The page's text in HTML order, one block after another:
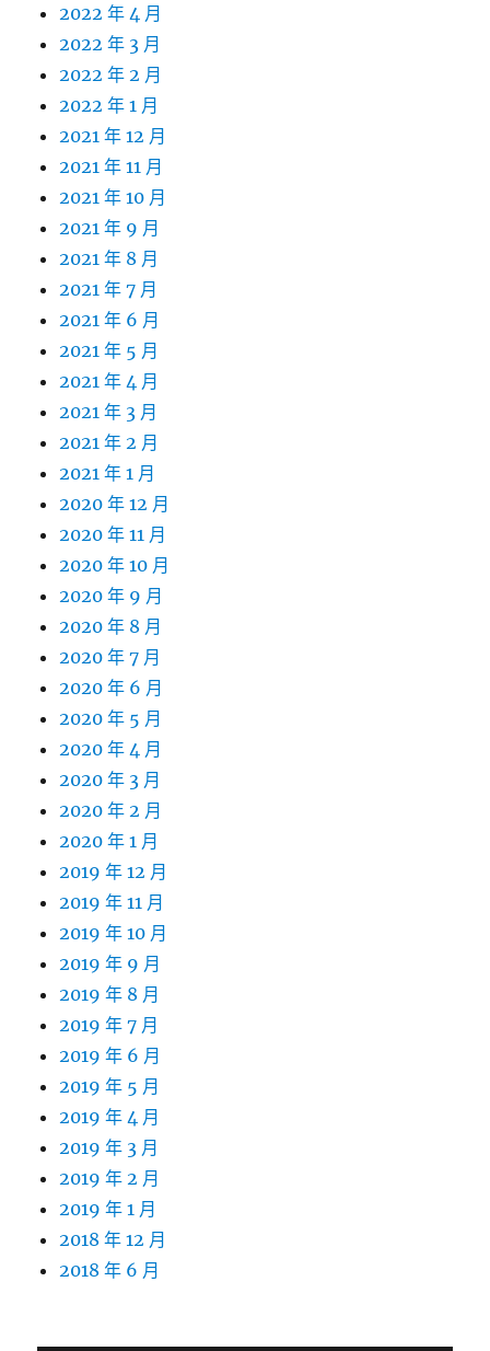
2022 年 4 月
2022 年 3 月
2022 年 2 月
2022 年 1 月
2021 年 12 月
2021 年 11 月
2021 年 10 月
2021 年 9 月
2021 年 8 月
2021 年 7 月
2021 年 6 月
2021 年 5 月
2021 年 4 月
2021 年 3 月
2021 年 2 月
2021 年 1 月
2020 年 12 月
2020 年 11 月
2020 年 10 月
2020 年 9 月
2020 年 8 月
2020 年 7 月
2020 年 6 月
2020 年 5 月
2020 年 4 月
2020 年 3 月
2020 年 2 月
2020 年 1 月
2019 年 12 月
2019 年 11 月
2019 年 10 月
2019 年 9 月
2019 年 8 月
2019 年 7 月
2019 年 6 月
2019 年 5 月
2019 年 4 月
2019 年 3 月
2019 年 2 月
2019 年 1 月
2018 年 12 月
2018 年 6 月